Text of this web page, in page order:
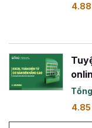
4.88
4.85